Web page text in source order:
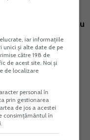
pentru fiecare
mine, care nu au
pentru platile
Fiscala:
posibilitatea de a
de plata”
PLATA si „Nota de
iar informațiile
unici și alte date de pe
către 198 de
de acest site. Noi și
de localizare
personal în
prin gestionarea
de jos a acestei
consimțământul în